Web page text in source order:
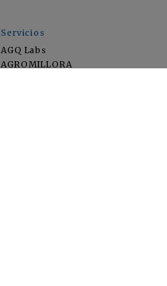
Servicios
AGQ Labs
AGROMILLORA